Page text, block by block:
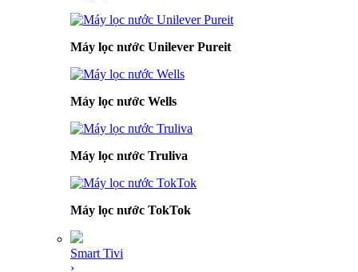
Máy lọc nước Unilever Pureit
Máy lọc nước Wells
Máy lọc nước Truliva
Máy lọc nước TokTok
Smart Tivi
›